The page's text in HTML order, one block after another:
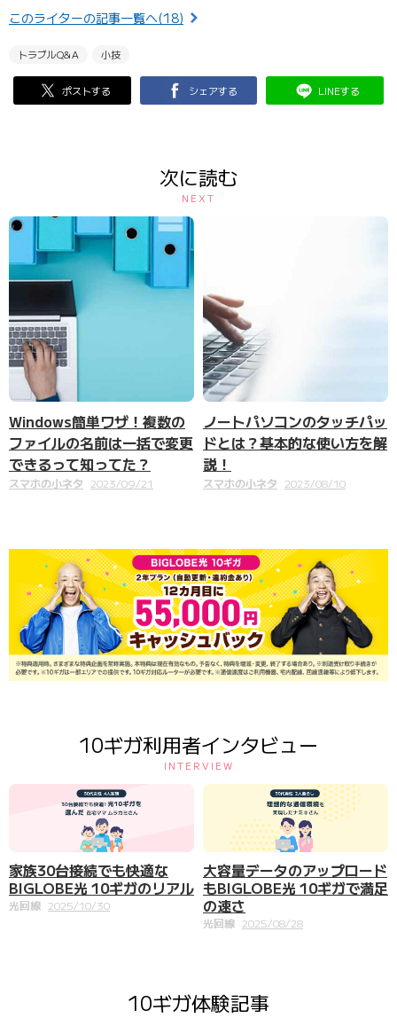
このライターの記事一覧へ(18)
トラブルQ&A 小技
ポストする シェアする LINEする
次に読む
NEXT
Windows簡単ワザ！複数の
ファイルの名前は一括で変更
できるって知ってた？
スマホの小ネタ 2023/09/21
ノートパソコンのタッチパッ
ドとは？基本的な使い方を解
説！
スマホの小ネタ 2023/08/10
10ギガ利用者インタビュー
INTERVIEW
家族30台接続でも快適な
BIGLOBE光 10ギガのリアル
光回線 2025/10/30
大容量データのアップロード
もBIGLOBE光 10ギガで満足
の速さ
光回線 2025/08/28
10ギガ体験記事